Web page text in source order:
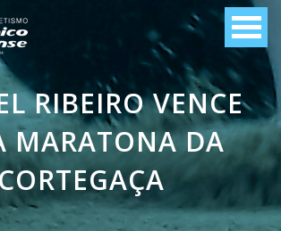
RIBEIRO VENCE
MARATONA DA
CORTEGAÇA